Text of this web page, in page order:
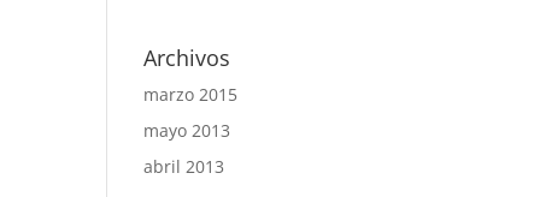
Archivos
marzo 2015
mayo 2013
abril 2013